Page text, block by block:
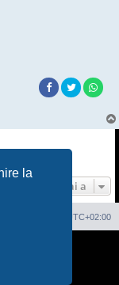
la
Vai a
UTC+02:00